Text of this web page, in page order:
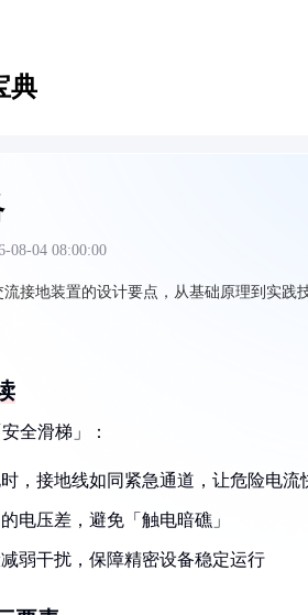
典
08-04 08:00:00
接地装置的设计要点，从基础原理到实
全滑梯」：
时，接地线如同紧急通道，让危险电流
电压差，避免「触电暗礁」
减弱干扰，保障精密设备稳定运行